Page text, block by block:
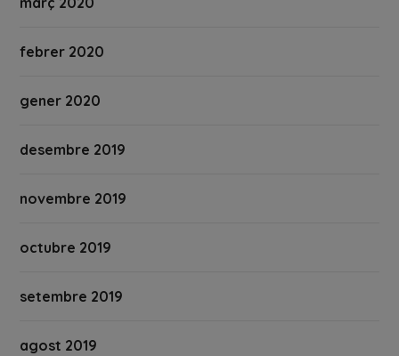
febrer 2020
gener 2020
desembre 2019
novembre 2019
octubre 2019
setembre 2019
agost 2019